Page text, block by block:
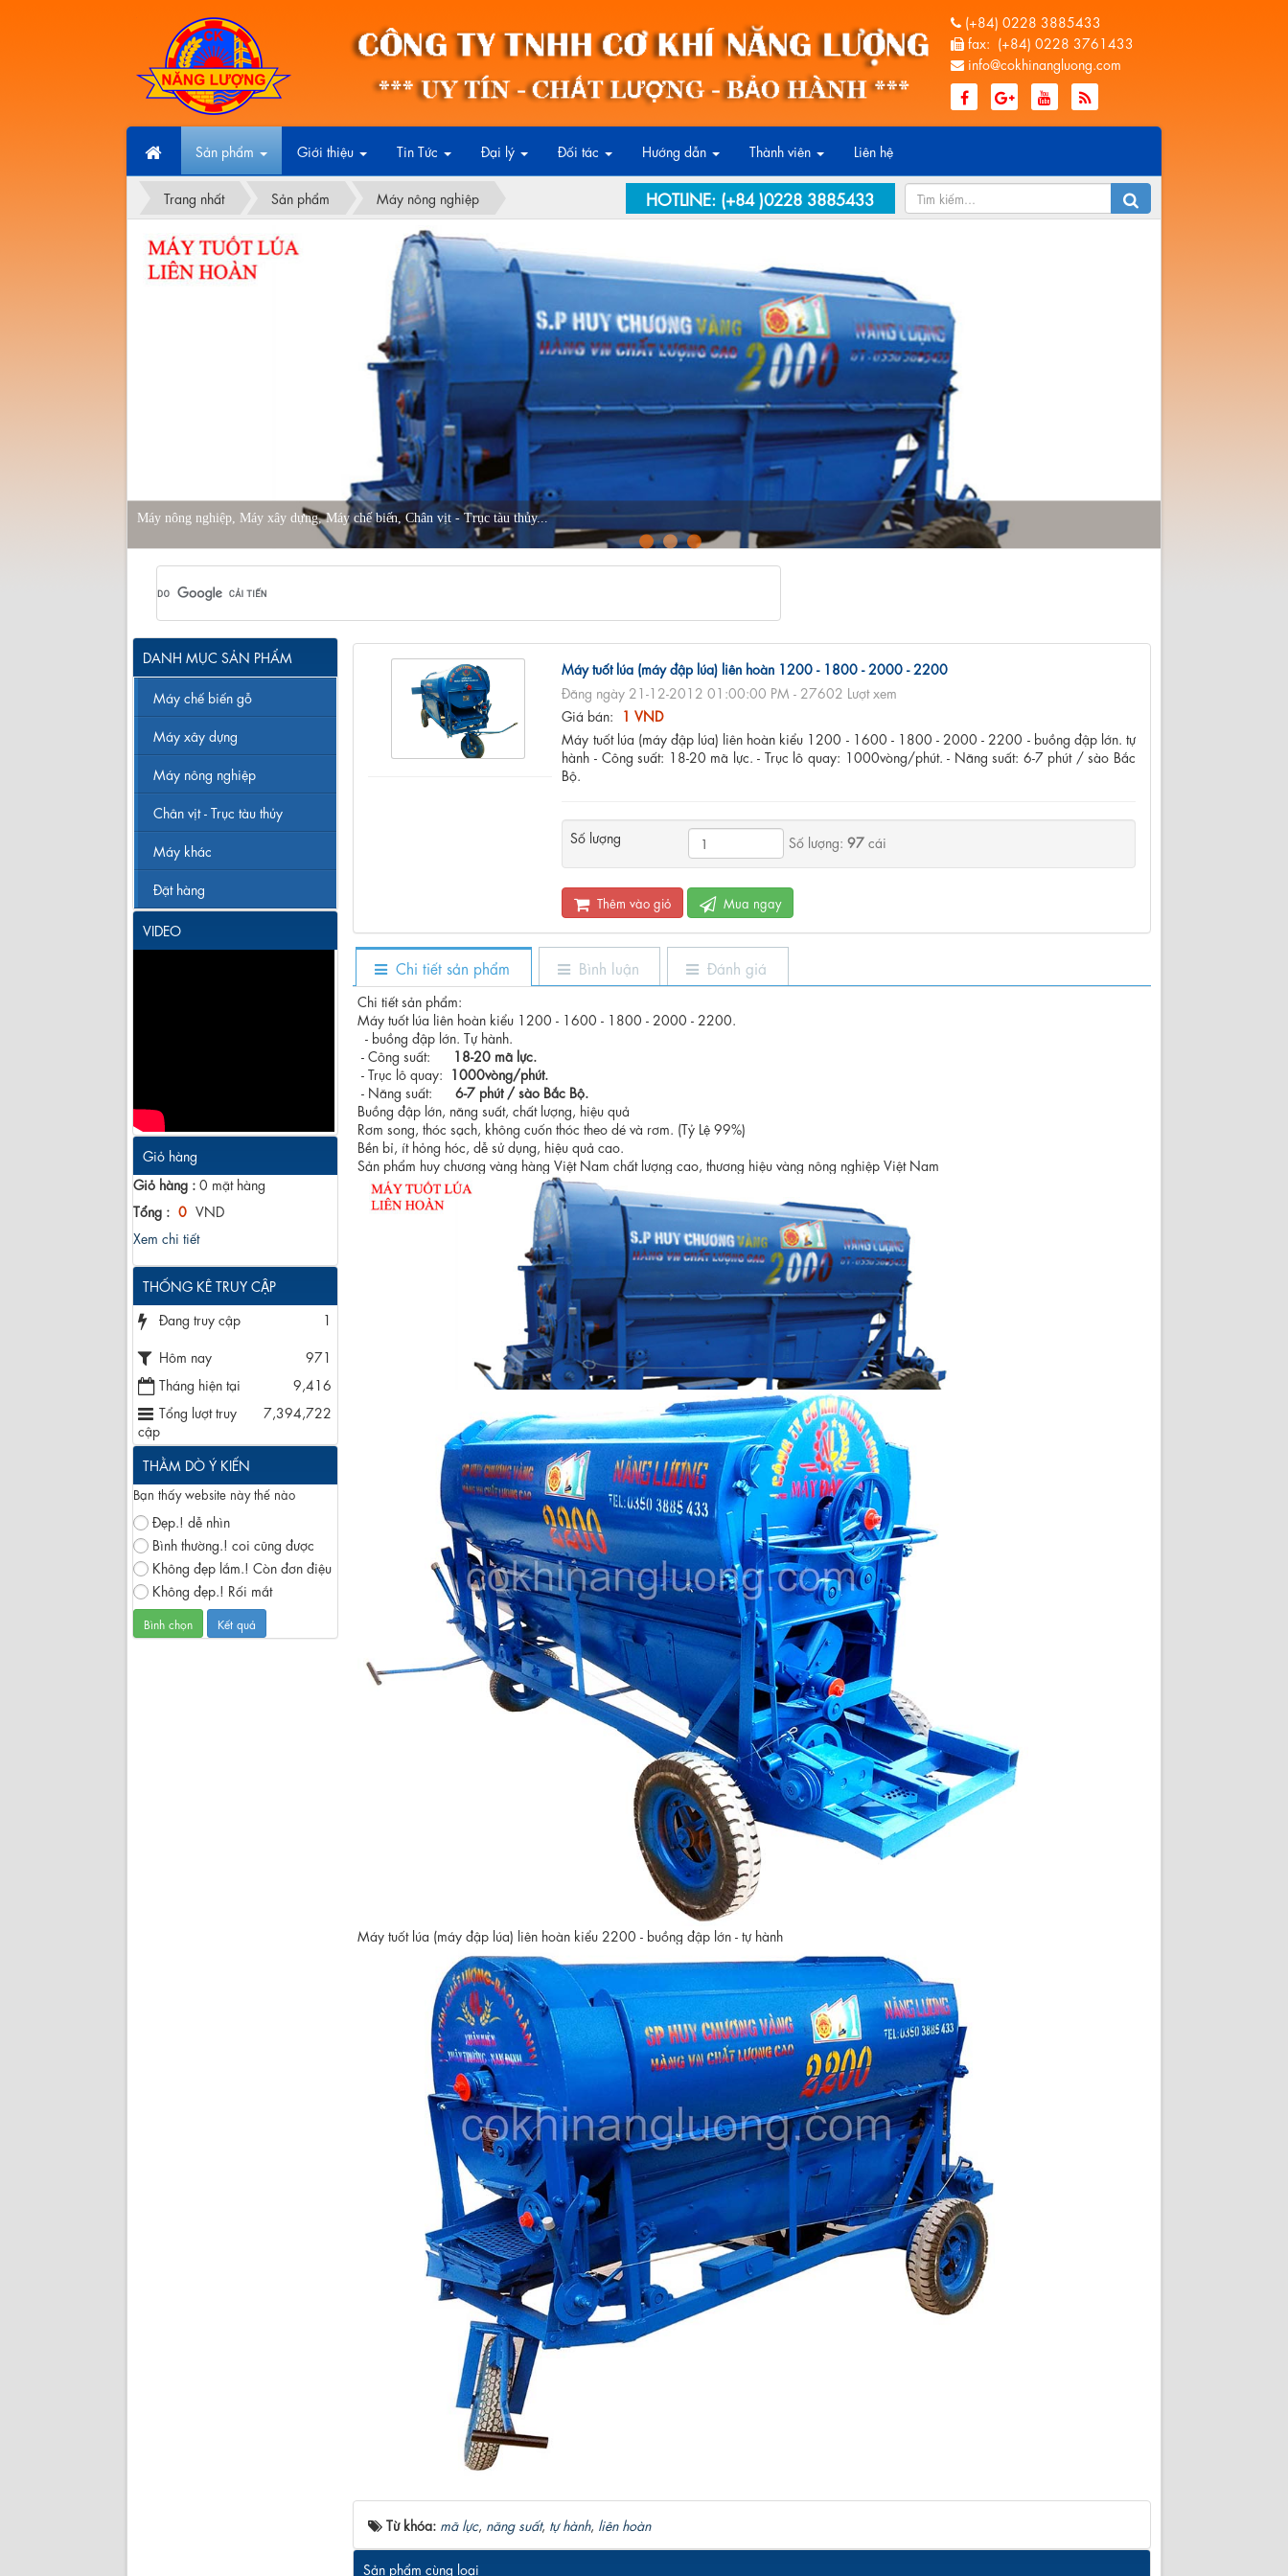
(+84) 0228 3885433
fax: (+84) 0228 3761433
info@cokhinangluong.com
Sản phẩm Giới thiệu Tin Tức Đại lý Đối tác Hướng dẫn Thành viên Liên hệ
Trang nhất Sản phẩm Máy nông nghiệp HOTLINE: (+84 )0228 3885433
Máy nông nghiệp, Máy xây dựng, Máy chế biến, Chân vịt - Trục tàu thủy...
Máy tuốt lúa (máy đập lúa) liên hoàn 1200 - 1800 - 2000 - 2200
Đăng ngày 21-12-2012 01:00:00 PM - 27602 Lượt xem
Giá bán:
1 VND
Máy tuốt lúa (máy đập lúa) liên hoàn kiểu 1200 - 1600 - 1800 - 2000 - 2200 - buồng đập lớn. tự
hành - Công suất: 18-20 mã lực. - Trục lô quay: 1000vòng/phút. - Năng suất: 6-7 phút / sào Bắc
Bộ.
Số lượng Số lượng:97 cái
Thêm vào giỏ Mua ngay
Chi tiết sản phẩm Bình luận Đánh giá
Chi tiết sản phẩm:
Máy tuốt lúa liên hoàn kiểu 1200 - 1600 - 1800 - 2000 - 2200.
- buồng đập lớn. Tự hành.
- Công suất:
18-20 mã lực.
- Trục lô quay:
1000vòng/phút.
- Năng suất:
6-7 phút / sào Bắc Bộ.
Buồng đập lớn, năng suất, chất lượng, hiệu quả
Rơm song, thóc sạch, không cuốn thóc theo dé và rơm. (Tỷ Lệ 99%)
Bền bỉ, ít hỏng hóc, dễ sử dụng, hiệu quả cao.
Sản phẩm huy chương vàng hàng Việt Nam chất lượng cao, thương hiệu vàng nông nghiệp Việt Nam
Máy tuốt lúa (máy đập lúa) liên hoàn kiểu 2200 - buồng đập lớn - tự hành
Từ khóa: mã lực, năng suất, tự hành, liên hoàn
Sản phẩm cùng loại
DANH MỤC SẢN PHẨM
Máy chế biến gỗ
Máy xây dựng
Máy nông nghiệp
Chân vịt - Trục tàu thủy
Máy khác
Đặt hàng
VIDEO
Giỏ hàng
Giỏ hàng : 0 mặt hàng
Tổng : 0 VND
Xem chi tiết
THỐNG KÊ TRUY CẬP
Đang truy cập
1
Hôm nay
971
Tháng hiện tại
9,416
Tổng lượt truy
cập
7,394,722
THẰM DÒ Ý KIẾN
Bạn thấy website này thế nào
Đẹp.! dễ nhìn
Bình thường.! coi cũng được
Không đẹp lắm.! Còn đơn điệu
Không đẹp.! Rối mắt